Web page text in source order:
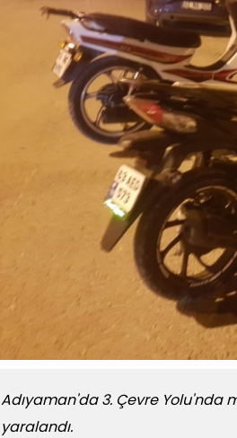
Adıyaman'da 3. Çevre Yolu'nda
yaralandı.